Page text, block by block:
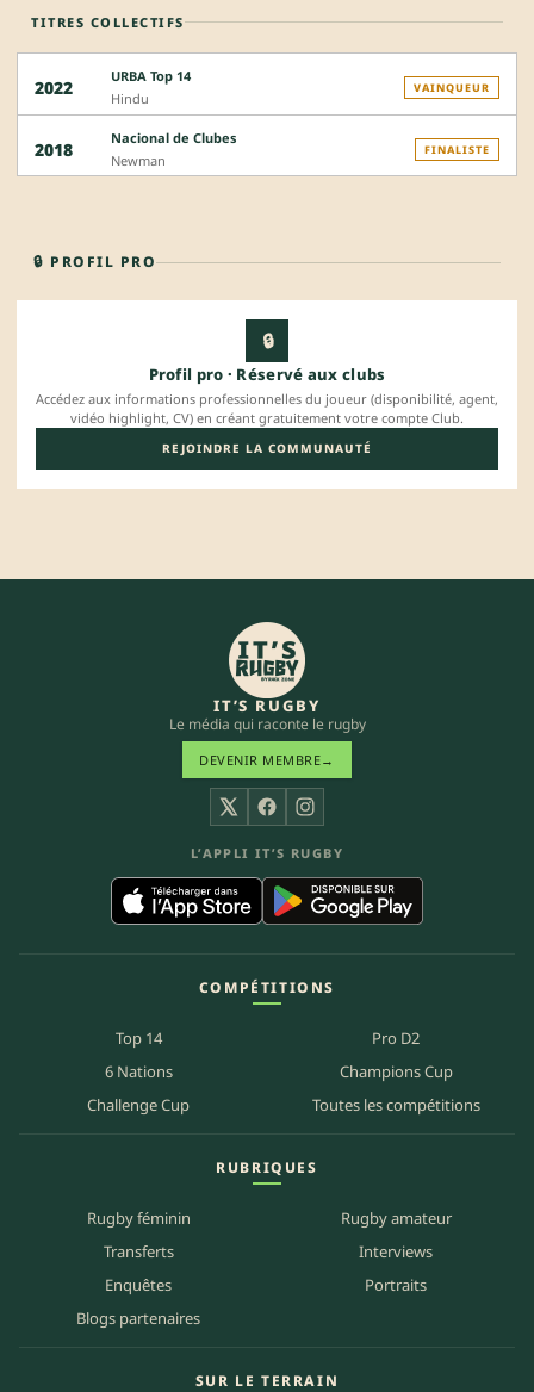
TITRES COLLECTIFS
2022
URBA Top 14
Hindu
VAINQUEUR
2018
Nacional de Clubes
Newman
FINALISTE
🔒 PROFIL PRO
🔒
Profil pro · Réservé aux clubs
Accédez aux informations professionnelles du joueur (disponibilité, agent,
vidéo highlight, CV) en créant gratuitement votre compte Club.
REJOINDRE LA COMMUNAUTÉ
IT’S RUGBY
Le média qui raconte le rugby
DEVENIR MEMBRE→
X FacebookInstagram
L’APPLI IT’S RUGBY
COMPÉTITIONS
Top 14
Pro D2
6 Nations
Champions Cup
Challenge Cup
Toutes les compétitions
RUBRIQUES
Rugby féminin
Rugby amateur
Transferts
Interviews
Enquêtes
Portraits
Blogs partenaires
SUR LE TERRAIN